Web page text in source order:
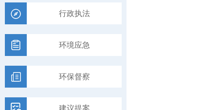
行政执法
环境应急
环保督察
建议提案